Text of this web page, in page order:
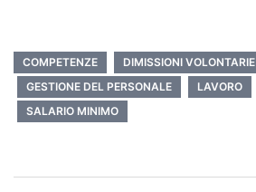
COMPETENZE
DIMISSIONI VOLONTARIE
GESTIONE DEL PERSONALE
LAVORO
SALARIO MINIMO